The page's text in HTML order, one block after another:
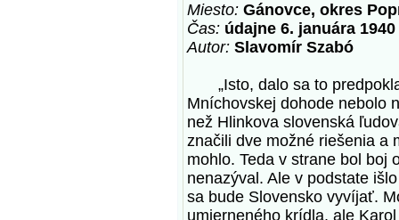
Miesto: Gánovce, okres
Čas: údajne 6. januára 1940
Autor: Slavomír Szabó
„Isto, dalo sa to
Mníchovskej dohode nebolo
než Hlinkova slovenská
značili dve možné riešenia a
mohlo. Teda v strane bol boj
nenazýval. Ale v podstate
sa bude Slovensko vyvíjať.
umierneného krídla, ale